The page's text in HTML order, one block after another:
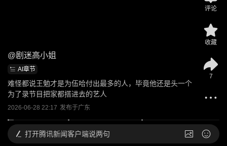
@剧迷高小姐
AI章节
难怪都说王勉才是为伍哈付出最多的人，毕竟他还是头一个
为了录节目把家都搭进去的艺人
2026-06-28 22:17 发布于广东
评论
收藏
7
打开腾讯新闻客户端说两句